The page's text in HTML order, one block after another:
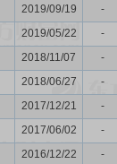
2019/09/19 -
2019/05/22 -
2018/11/07 -
2018/06/27 -
2017/12/21 -
2017/06/02 -
2016/12/22 -